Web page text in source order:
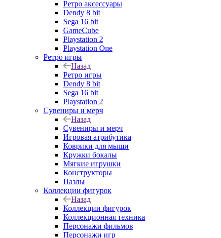
Ретро аксессуары
Dendy 8 bit
Sega 16 bit
GameCube
Playstation 2
Playstation One
Ретро игры
Назад
Ретро игры
Dendy 8 bit
Sega 16 bit
Playstation 2
Сувениры и мерч
Назад
Сувениры и мерч
Игровая атрибутика
Коврики для мыши
Кружки бокалы
Мягкие игрушки
Конструкторы
Пазлы
Коллекции фигурок
Назад
Коллекции фигурок
Коллекционная техника
Персонажи фильмов
Персонажи игр